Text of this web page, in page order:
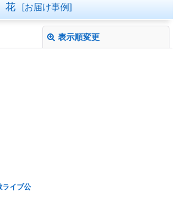
花 [お届け事例]
表示順変更
イブ公